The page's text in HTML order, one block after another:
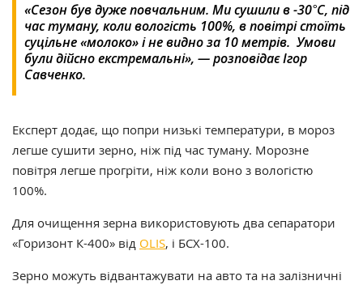
«Сезон був дуже повчальним. Ми сушили в -30°C, під
час туману, коли вологість 100%, в повітрі стоїть
суцільне «молоко» і не видно за 10 метрів. Умови
були дійсно екстремальні», — розповідає Ігор
Савченко.
Експерт додає, що попри низькі температури, в мороз
легше сушити зерно, ніж під час туману. Морозне
повітря легше прогріти, ніж коли воно з вологістю
100%.
Для очищення зерна використовують два сепаратори
«Горизонт К-400» від OLIS, і БСХ-100.
Зерно можуть відвантажувати на авто та на залізничні